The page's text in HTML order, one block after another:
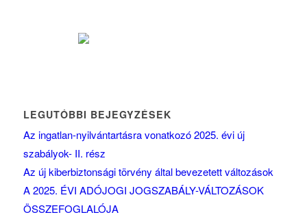
LEGUTÓBBI BEJEGYZÉSEK
Az ingatlan-nyilvántartásra vonatkozó 2025. évi új
szabályok- II. rész
Az új kiberbiztonsági törvény által bevezetett változások
A 2025. ÉVI ADÓJOGI JOGSZABÁLY-VÁLTOZÁSOK
ÖSSZEFOGLALÓJA